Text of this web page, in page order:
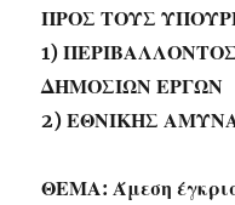
ΠΡΟΣ ΤΟΥΣ
1)
ΔΗΜΟΣΙΩΝ ΕΡΓΩΝ
2) ΕΘΝΙΚΗΣ
ΘΕΜΑ: Άμεση